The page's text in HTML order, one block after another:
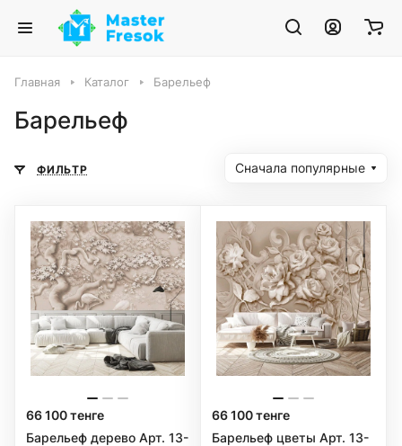
Главная Каталог Барельеф
Барельеф
ФИЛЬТР Сначала популярные
66 100 тенге
Барельеф дерево Арт. 13-
66 100 тенге
Барельеф цветы Арт. 13-